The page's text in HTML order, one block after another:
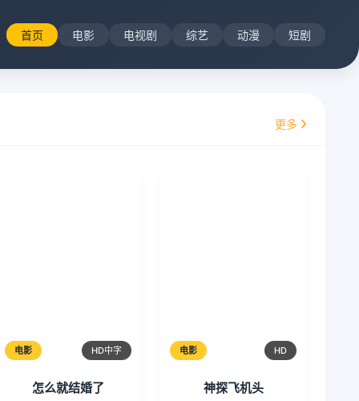
首页 电影 电视剧 综艺 动漫 短剧
更多
电影 HD中字
怎么就结婚了
电影 HD
神探飞机头